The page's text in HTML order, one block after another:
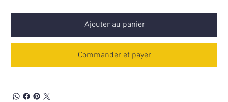
Ajouter au panier
Commander et payer